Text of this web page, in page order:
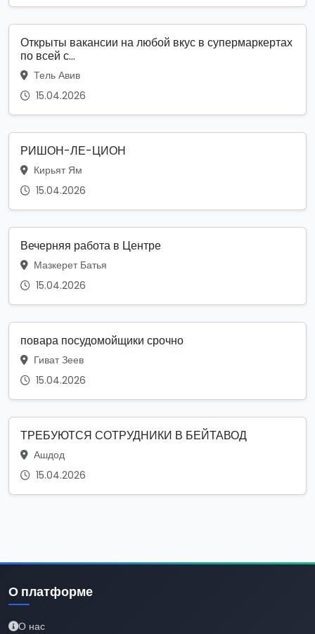
Открыты вакансии на любой вкус в супермаркертах
по всей с...
Тель Авив
15.04.2026
РИШОН-ЛЕ-ЦИОН
Кирьят Ям
15.04.2026
Вечерняя работа в Центре
Мазкерет Батья
15.04.2026
повара посудомойщики срочно
Гиват Зеев
15.04.2026
ТРЕБУЮТСЯ СОТРУДНИКИ В БЕЙТАВОД
Ашдод
15.04.2026
О платформе
О нас